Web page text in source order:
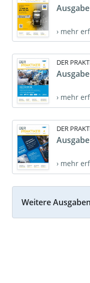
› mehr
DER
› mehr
DER
› mehr
Weitere